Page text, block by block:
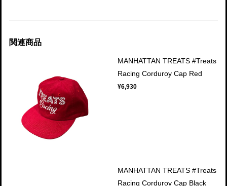
関連商品
MANHATTAN TREATS #Treats
Racing Corduroy Cap Red
¥6,930
MANHATTAN TREATS #Treats
Racing Corduroy Cap Black